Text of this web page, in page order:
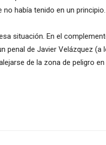
había tenido en un
situación. En el
de Javier Velázquez (a
de la zona de peligro